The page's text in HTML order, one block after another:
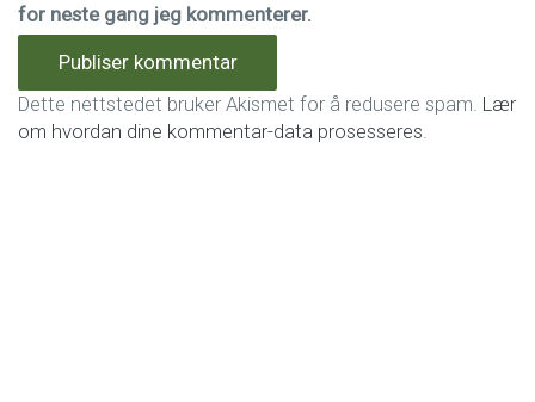
for neste gang jeg kommenterer.
Dette nettstedet bruker Akismet for å redusere spam. Lær
om hvordan dine kommentar-data prosesseres